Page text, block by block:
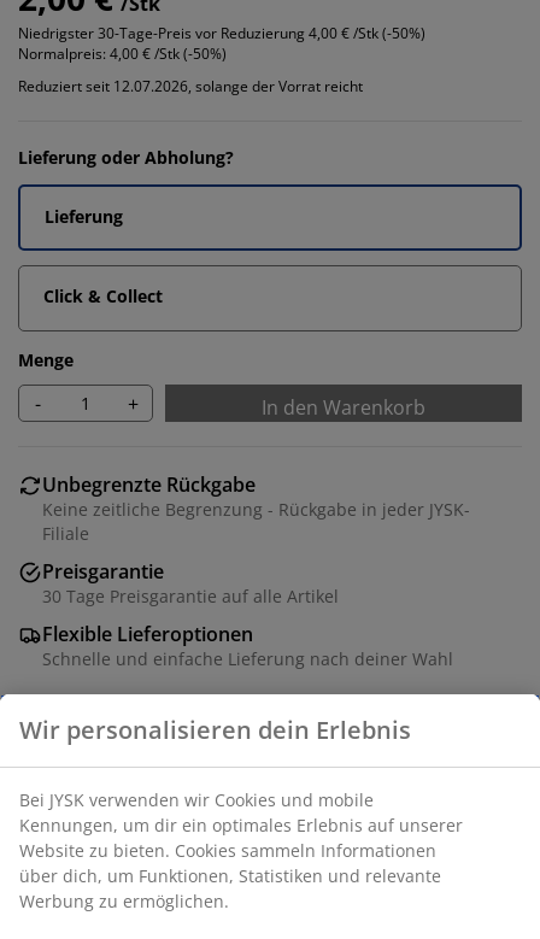
Niedrigster 30-Tage-Preis vor Reduzierung4,00 € /Stk (-50%)
Normalpreis: 4,00 € /Stk (-50%)
Reduziert seit 12.07.2026, solange der Vorrat reicht
Lieferung oder Abholung?
Lieferung
Click & Collect
Menge
- + In den Warenkorb
Unbegrenzte Rückgabe
Keine zeitliche Begrenzung - Rückgabe in jeder JYSK-
Filiale
Preisgarantie
30 Tage Preisgarantie auf alle Artikel
Flexible Lieferoptionen
Schnelle und einfache Lieferung nach deiner Wahl
Kleine Laterne aus Keramik mit kleinen Rillen und
einem Stahlgriff. Erhältlich in verschiedenen Farben.
Diese stilvolle und dekorative Laterne ist ideal, um mit
Teelichtern gemütliche Beleuchtung zu schaffen. Ø11 x
H12 cm
Wir personalisieren dein Erlebnis
Bei JYSK verwenden wir Cookies und mobile
Kennungen, um dir ein optimales Erlebnis auf unserer
Website zu bieten. Cookies sammeln Informationen
über dich, um Funktionen, Statistiken und relevante
Werbung zu ermöglichen.